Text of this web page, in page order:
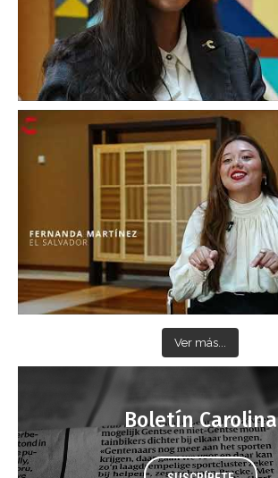
Ver más...
Boletín Carolina